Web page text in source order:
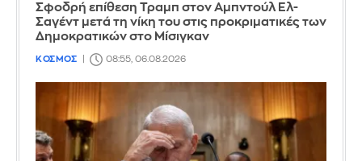
Σφοδρή επίθεση Τραμπ στον Αμπντούλ Ελ-
Σαγέντ μετά τη νίκη του στις προκριματικές των
Δημοκρατικών στο Μίσιγκαν
ΚΟΣΜΟΣ 08:55, 06.08.2026